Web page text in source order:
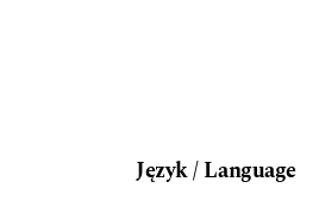
Język / Language